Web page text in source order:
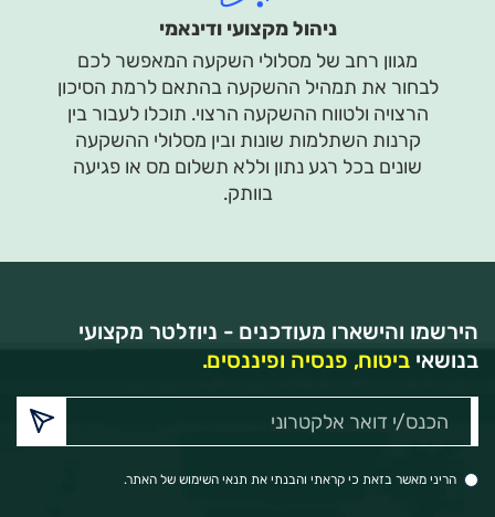
ניהול מקצועי ודינאמי
מגוון רחב של מסלולי השקעה המאפשר לכם
לבחור את תמהיל ההשקעה בהתאם לרמת הסיכון
הרצויה ולטווח ההשקעה הרצוי. תוכלו לעבור בין
קרנות השתלמות שונות ובין מסלולי ההשקעה
שונים בכל רגע נתון וללא תשלום מס או פגיעה
בוותק.
הירשמו והישארו מעודכנים - ניוזלטר מקצועי
בנושאי ביטוח, פנסיה ופיננסים.
דואר
אלקטרוני:
הריני מאשר בזאת כי קראתי והבנתי את תנאי השימוש של האתר.